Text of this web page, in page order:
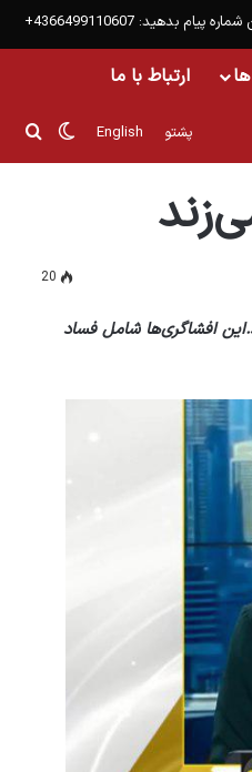
4366499110607+
ارتباط با ما
English پشتو تغییر
20
افشاگری‌ها شامل فساد